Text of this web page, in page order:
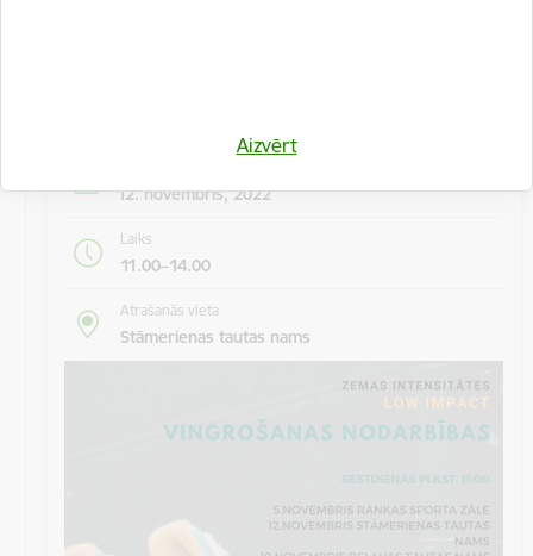
Aizvērt
12. novembris, 2022
Laiks
11.00–14.00
Atrašanās vieta
Stāmerienas tautas nams